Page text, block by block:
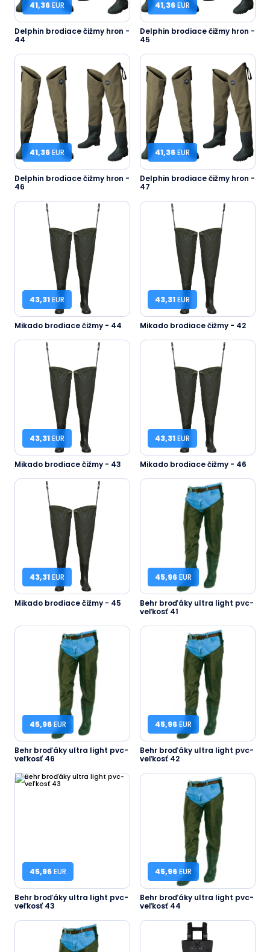
41,36EUR
Delphin brodiace čižmy hron -
44
41,36EUR
Delphin brodiace čižmy hron -
45
41,36EUR
Delphin brodiace čižmy hron -
46
41,36EUR
Delphin brodiace čižmy hron -
47
43,31EUR
Mikado brodiace čižmy - 44
43,31EUR
Mikado brodiace čižmy - 42
43,31EUR
Mikado brodiace čižmy - 43
43,31EUR
Mikado brodiace čižmy - 46
43,31EUR
Mikado brodiace čižmy - 45
45,96EUR
Behr broďáky ultra light pvc-
veľkosť 41
45,96EUR
Behr broďáky ultra light pvc-
veľkosť 46
45,96EUR
Behr broďáky ultra light pvc-
veľkosť 42
45,96EUR
Behr broďáky ultra light pvc-
veľkosť 43
45,96EUR
Behr broďáky ultra light pvc-
veľkosť 44